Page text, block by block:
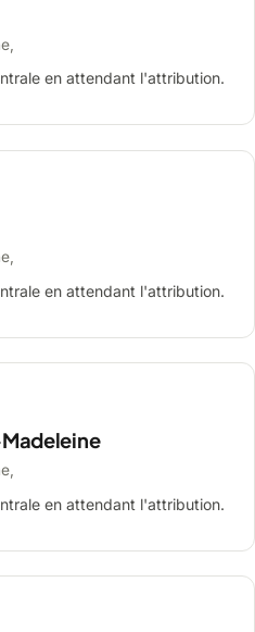
en attendant l'attribution.
en attendant l'attribution.
en attendant l'attribution.